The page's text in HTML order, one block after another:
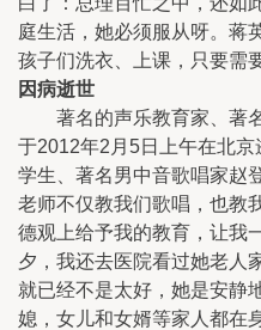
庭生活，她必须服从呀。蒋
孩子们洗衣、上课，只要需
因病逝世
著名的声乐教育家、著名
于2012年2月5日上午在北
学生、著名男中音歌唱家赵
老师不仅教我们歌唱，也教
德观上给予我的教育，让我
夕，我还去医院看过她老人
就已经不是太好，她是安静
媳，女儿和女婿等家人都在